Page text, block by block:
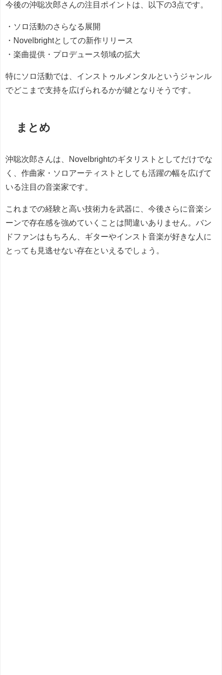
今後の沖聡次郎さんの注目ポイントは、以下の3点です。
・ソロ活動のさらなる展開
・Novelbrightとしての新作リリース
・楽曲提供・プロデュース領域の拡大
特にソロ活動では、インストゥルメンタルというジャンル
でどこまで支持を広げられるかが鍵となりそうです。
まとめ
沖聡次郎さんは、Novelbrightのギタリストとしてだけでな
く、作曲家・ソロアーティストとしても活躍の幅を広げて
いる注目の音楽家です。
これまでの経験と高い技術力を武器に、今後さらに音楽シ
ーンで存在感を強めていくことは間違いありません。バン
ドファンはもちろん、ギターやインスト音楽が好きな人に
とっても見逃せない存在といえるでしょう。